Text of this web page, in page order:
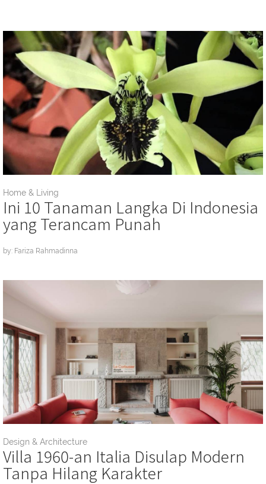
Home & Living
Ini 10 Tanaman Langka Di Indonesia
yang Terancam Punah
by: Fariza Rahmadinna
Design & Architecture
Villa 1960-an Italia Disulap Modern
Tanpa Hilang Karakter